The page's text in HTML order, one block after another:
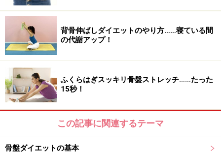
いませんか？うつむき姿勢は広背筋や大胸筋が縮んでバ
ストが下がり、背中にぜい肉がつきやすくなります。さ
らには、腰が落ちて大殿筋がうまく使えていない歩き方
になってしまってタレ尻になってしまいます。また、う
つむき姿勢は顔のたるみにも直結。ネックラインのしわ
にもつながるので、要注意です。
【改善ワンポイント】
背骨伸ばしダイエットのやり方……寝ている間
の代謝アップ！
ふくらはぎスッキリ骨盤ストレッチ……たった
15秒！
この記事に関連するテーマ
骨盤ダイエットの基本